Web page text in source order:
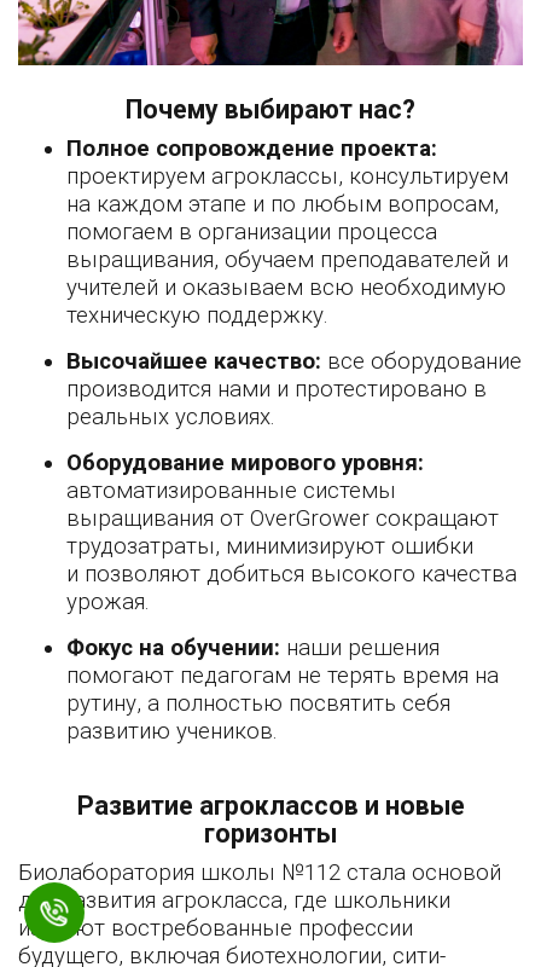
Почему выбирают нас?
Полное сопровождение проекта:
проектируем агроклассы, консультируем
на каждом этапе и по любым вопросам,
помогаем в организации процесса
выращивания, обучаем преподавателей и
учителей и оказываем всю необходимую
техническую поддержку.
Высочайшее качество: все оборудование
производится нами и протестировано в
реальных условиях.
Оборудование мирового уровня:
автоматизированные системы
выращивания от OverGrower сокращают
трудозатраты, минимизируют ошибки
и позволяют добиться высокого качества
урожая.
Фокус на обучении: наши решения
помогают педагогам не терять время на
рутину, а полностью посвятить себя
развитию учеников.
Развитие агроклассов и новые
горизонты
Биолаборатория школы №112 стала основой
для развития агрокласса, где школьники
изучают востребованные профессии
будущего, включая биотехнологии, сити-